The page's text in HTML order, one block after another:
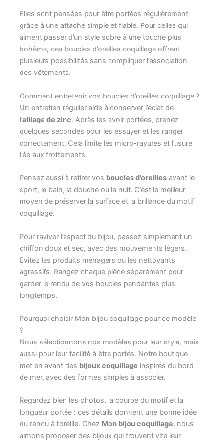
Elles sont pensées pour être portées régulièrement
grâce à une attache simple et fiable. Pour celles qui
aiment passer d’un style sobre à une touche plus
bohème, ces boucles d’oreilles coquillage offrent
plusieurs possibilités sans compliquer l’association
des vêtements.
Comment entretenir vos boucles d’oreilles coquillage ?
Un entretien régulier aide à conserver l’éclat de
l’alliage de zinc. Après les avoir portées, prenez
quelques secondes pour les essuyer et les ranger
correctement. Cela limite les micro-rayures et l’usure
liée aux frottements.
Pensez aussi à retirer vos boucles d’oreillesavant le
sport, le bain, la douche ou la nuit. C’est le meilleur
moyen de préserver la surface et la brillance du motif
coquillage.
Pour raviver l’aspect du bijou, passez simplement un
chiffon doux et sec, avec des mouvements légers.
Évitez les produits ménagers ou les nettoyants
agressifs. Rangez chaque pièce séparément pour
garder le rendu de vos boucles pendantes plus
longtemps.
Pourquoi choisir Mon bijou coquillage pour ce modèle
?
Nous sélectionnons nos modèles pour leur style, mais
aussi pour leur facilité à être portés. Notre boutique
met en avant des bijoux coquillage inspirés du bord
de mer, avec des formes simples à associer.
Regardez bien les photos, la courbe du motif et la
longueur portée : ces détails donnent une bonne idée
du rendu à l’oreille. Chez Mon bijou coquillage, nous
aimons proposer des bijoux qui trouvent vite leur